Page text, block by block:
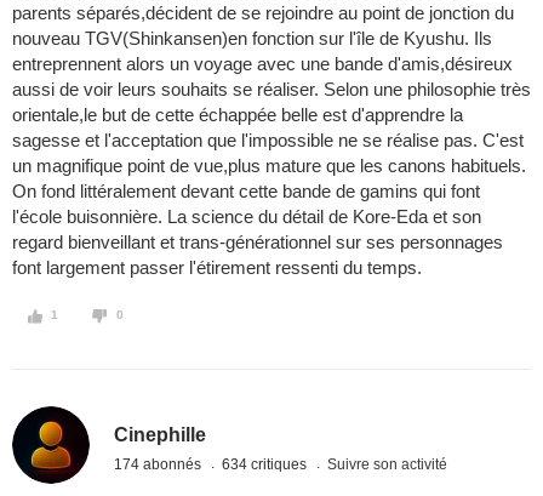
parents séparés,décident de se rejoindre au point de jonction du
nouveau TGV(Shinkansen)en fonction sur l'île de Kyushu. Ils
entreprennent alors un voyage avec une bande d'amis,désireux
aussi de voir leurs souhaits se réaliser. Selon une philosophie très
orientale,le but de cette échappée belle est d'apprendre la
sagesse et l'acceptation que l'impossible ne se réalise pas. C'est
un magnifique point de vue,plus mature que les canons habituels.
On fond littéralement devant cette bande de gamins qui font
l'école buisonnière. La science du détail de Kore-Eda et son
regard bienveillant et trans-générationnel sur ses personnages
font largement passer l'étirement ressenti du temps.
1 0
Cinephille
174 abonnés 634 critiques Suivre son activité